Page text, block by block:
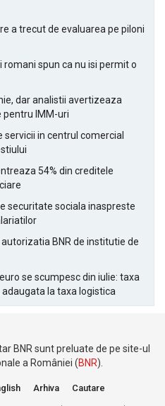
a trecut de evaluarea pe piloni
spun ca nu isi permit o
dar analistii avertizeaza
pentru IMM-uri
servicii in centrul comercial
54% din creditele
securitate sociala inaspreste
BNR de institutie de
se scumpesc din iulie: taxa
la taxa logistica
BNR sunt preluate de pe site-ul
a României (BNR).
Arhiva Cautare